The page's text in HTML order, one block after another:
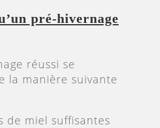
pré-hivernage
réussi se
la manière suivante
de miel suffisantes